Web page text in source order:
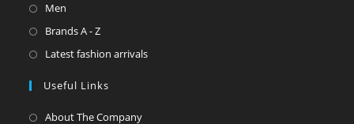
Men
dans
un
onglet
Brands A - ZS’ouvre
dans
nouvel
Latest fashion arrivalsS’ouvre
Useful Links
About The Company